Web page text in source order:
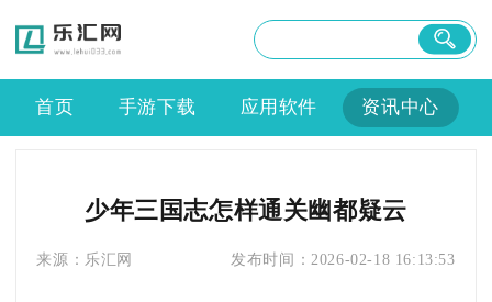
首页 手游下载 应用软件 资讯中心
少年三国志怎样通关幽都疑云
来源： 乐汇网 发布时间： 2026-02-18 16:13:53